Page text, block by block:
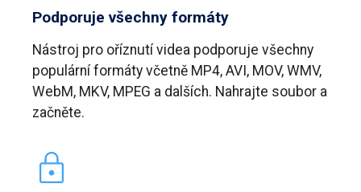
Podporuje všechny formáty
Nástroj pro oříznutí videa podporuje všechny
populární formáty včetně MP4, AVI, MOV, WMV,
WebM, MKV, MPEG a dalších. Nahrajte soubor a
začněte.